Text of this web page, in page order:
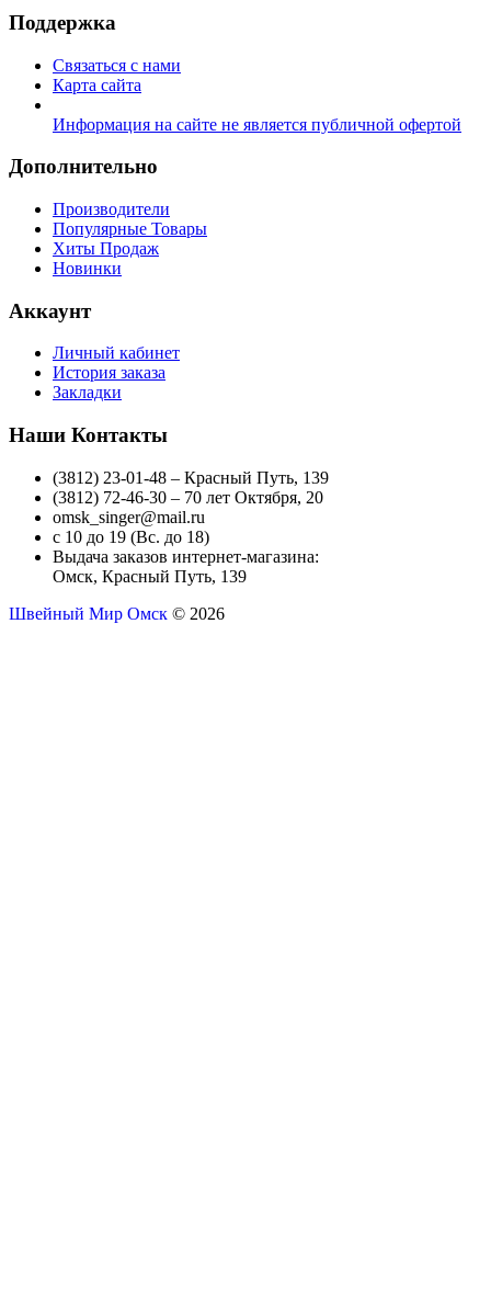
Поддержка
Связаться с нами
Карта сайта
Информация на сайте не является публичной офертой
Дополнительно
Производители
Популярные Товары
Хиты Продаж
Новинки
Аккаунт
Личный кабинет
История заказа
Закладки
Наши Контакты
(3812) 23-01-48 – Красный Путь, 139
(3812) 72-46-30 – 70 лет Октября, 20
omsk_singer@mail.ru
с 10 до 19 (Вс. до 18)
Выдача заказов интернет-магазина:
Омск, Красный Путь, 139
Швейный Мир Омск © 2026